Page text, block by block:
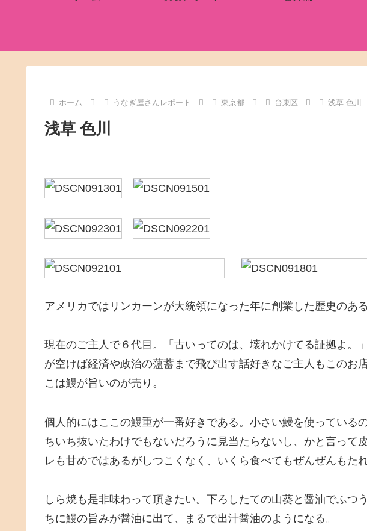
ホーム うなぎ屋さんレポート 東京都 台東区 浅草 色川
浅草 色川
アメリカではリンカーンが大統領になった年に創業した歴史のあ
現在のご主人で６代目。「古いってのは、壊れかけてる証拠よ。
が空けば経済や政治の薀蓄まで飛び出す話好きなご主人もこのお
こは鰻が旨いのが売り。
個人的にはここの鰻重が一番好きである。小さい鰻を使っている
ちいち抜いたわけでもないだろうに見当たらないし、かと言って
レも甘めではあるがしつこくなく、いくら食べてもぜんぜんもたれ
しら焼も是非味わって頂きたい。下ろしたての山葵と醤油でふつ
ちに鰻の旨みが醤油に出て、まるで出汁醤油のようになる。